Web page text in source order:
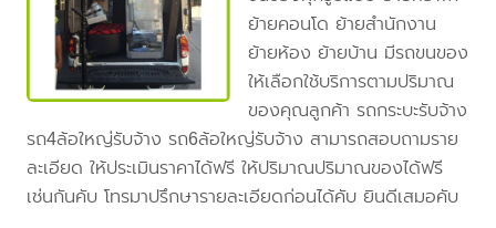
ย้ายคอนโด ย้ายสำนักงาน
ย้ายห้อง ย้ายบ้าน มีรถขนของ
ให้เลือกใช้บริการตามปริมาณ
ของคุณลูกค้า รถกระบะรับจ้าง
รถ4ล้อใหญ่รับจ้าง รถ6ล้อใหญ่รับจ้าง สามารถสอบถามราย
ละเอียด ให้ประเมินราคาได้ฟรี ให้ปริมาณปริมาณของได้ฟรี
เช่นกันคับ โทรมาปรึกษารายละเอียดก่อนได้คับ ยินดีเสมอคับ